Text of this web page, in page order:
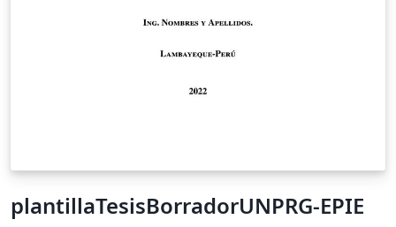
plantillaTesisBorradorUNPRG-EPIE